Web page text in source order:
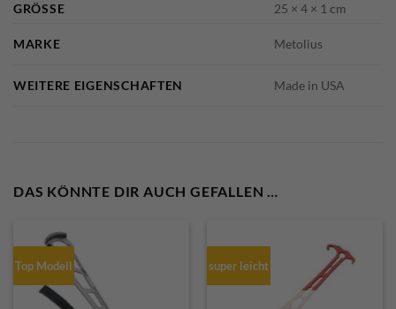
GRÖSSE
25 × 4 × 1 cm
MARKE Metolius
WEITERE EIGENSCHAFTEN Made in USA
DAS KÖNNTE DIR AUCH GEFALLEN …
Top Modell super leicht